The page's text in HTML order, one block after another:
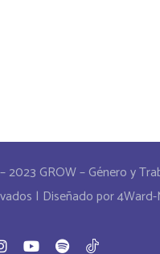
GROW – Género y
| Diseñado por